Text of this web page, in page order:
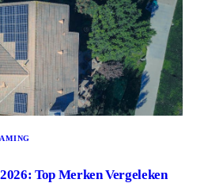
Top Merken Vergeleken